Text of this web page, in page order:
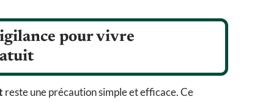
pour vivre
reste une précaution simple et efficace. Ce